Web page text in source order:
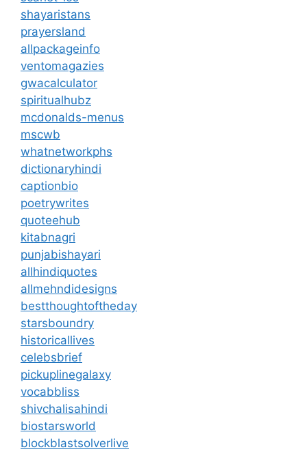
shayaristans
prayersland
allpackageinfo
ventomagazies
gwacalculator
spiritualhubz
mcdonalds-menus
mscwb
whatnetworkphs
dictionaryhindi
captionbio
poetrywrites
quoteehub
kitabnagri
punjabishayari
allhindiquotes
allmehndidesigns
bestthoughtoftheday
starsboundry
historicallives
celebsbrief
pickuplinegalaxy
vocabbliss
shivchalisahindi
biostarsworld
blockblastsolverlive